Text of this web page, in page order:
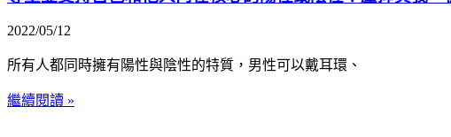
2022/05/12
所有人都同時擁有陽性與陰性的特質，男性可以戴耳環、
繼續閱讀 »